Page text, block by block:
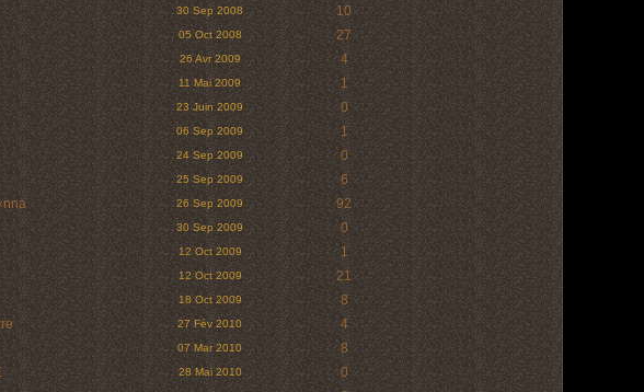
30 Sep 2008 10
05 Oct 2008 27
26 Avr 2009 4
11 Mai 2009 1
23 Juin 2009 0
06 Sep 2009 1
24 Sep 2009 0
25 Sep 2009
6
26 Sep 2009 92
30 Sep 2009 0
12 Oct 2009 1
12 Oct 2009 21
18 Oct 2009
8
27 Fév 2010 4
07 Mar 2010
8
28 Mai 2010 0